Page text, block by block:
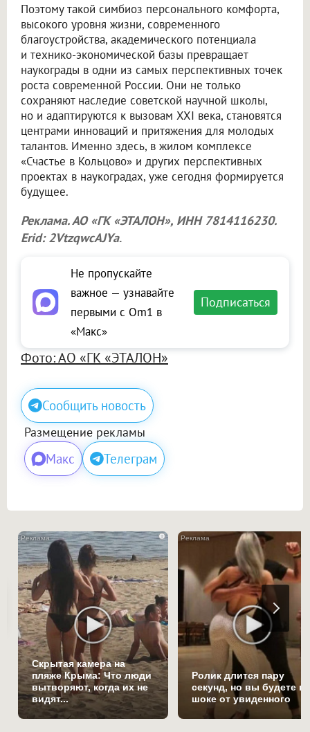
Поэтому такой симбиоз персонального комфорта,
высокого уровня жизни, современного
благоустройства, академического потенциала
и технико-экономической базы превращает
наукограды в одни из самых перспективных точек
роста современной России. Они не только
сохраняют наследие советской научной школы,
но и адаптируются к вызовам XXI века, становятся
центрами инноваций и притяжения для молодых
талантов. Именно здесь, в жилом комплексе
«Счастье в Кольцово» и других перспективных
проектах в наукоградах, уже сегодня формируется
будущее.
Реклама. АО «ГК «ЭТАЛОН», ИНН 7814116230.
Erid: 2VtzqwcAJYa.
Не пропускайте
важное — узнавайте
первыми с Om1 в
«Макс»
Подписаться
Фото: АО «ГК «ЭТАЛОН»
Сообщить новость
Размещение рекламы
Макс Телеграм
i
Скрытая камера на
пляже Крыма: Что люди
вытворяют, когда их не
видят...
Ролик длится пару
секунд, но вы будете в
шоке от увиденного